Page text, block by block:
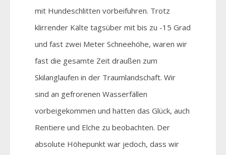
mit Hundeschlitten vorbeifuhren. Trotz
klirrender Kälte tagsüber mit bis zu -15 Grad
und fast zwei Meter Schneehöhe, waren wir
fast die gesamte Zeit draußen zum
Skilanglaufen in der Traumlandschaft. Wir
sind an gefrorenen Wasserfällen
vorbeigekommen und hatten das Glück, auch
Rentiere und Elche zu beobachten. Der
absolute Höhepunkt war jedoch, dass wir